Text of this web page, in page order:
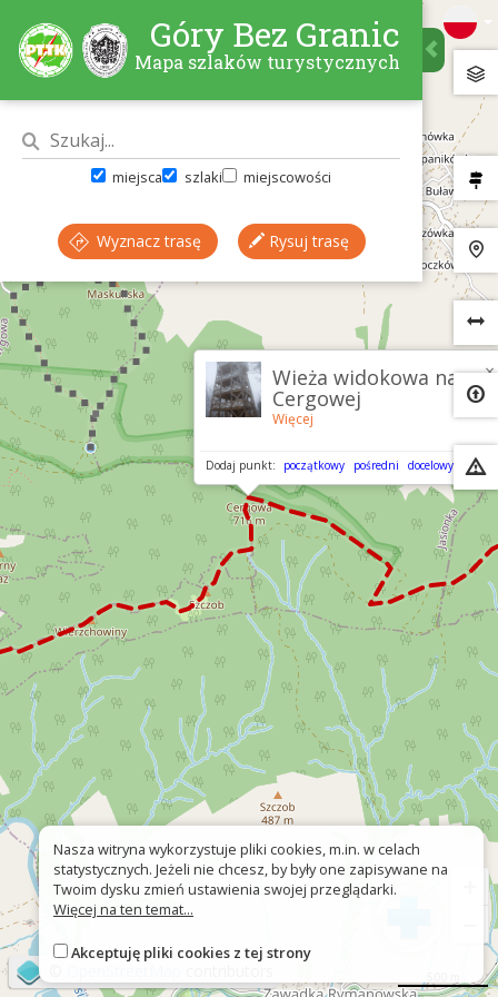
×
Wieża widokowa na
Cergowej
Więcej
Dodaj punkt: początkowy pośredni docelowy
Góry Bez Granic
Mapa szlaków turystycznych
miejsca szlaki miejscowości
Wyznacz trasę Rysuj trasę
Nasza witryna wykorzystuje pliki cookies, m.in. w celach
statystycznych. Jeżeli nie chcesz, by były one zapisywane na
Twoim dysku zmień ustawienia swojej przeglądarki.
Więcej na ten temat...
Akceptuję pliki cookies z tej strony